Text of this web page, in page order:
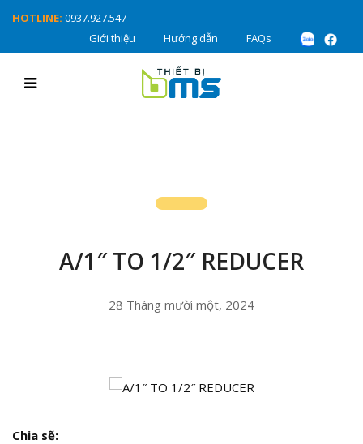
HOTLINE: 0937.927.547
Giới thiệu
Hướng dẫn FAQs
A/1″ TO 1/2″ REDUCER
28 Tháng mười một, 2024
Chia sẽ: